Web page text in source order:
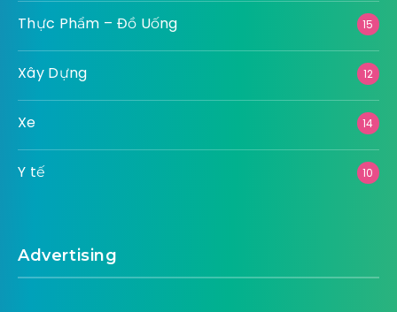
Thực Phẩm – Đồ Uống 15
Xây Dựng 12
Xe 14
Y tế 10
Advertising